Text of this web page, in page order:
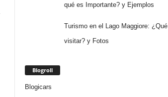
qué es Importante? y Ejemplos
Turismo en el Lago Maggiore: ¿Qué
visitar? y Fotos
Blogroll
Blogicars